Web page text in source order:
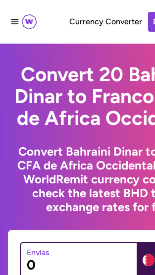
Currency Converter
Convert 20
Dinar to
de Africa
Convert Bahraini Dinar
CFA de Africa
WorldRemit currency
check the latest BHD
exchange rates for
Envías